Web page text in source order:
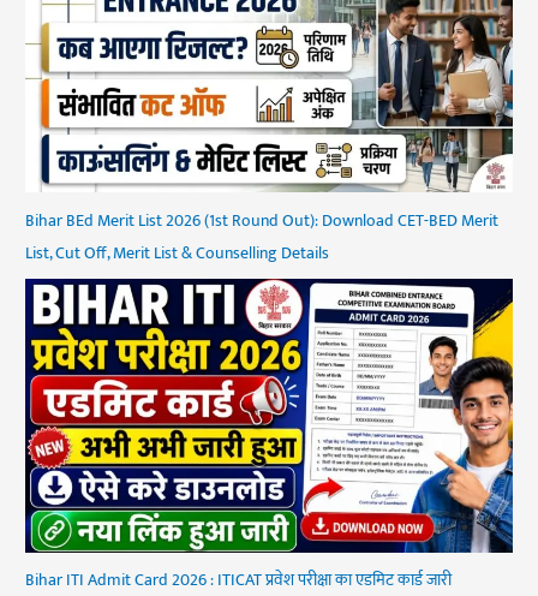
Bihar BEd Merit List 2026 (1st Round Out): Download CET-BED Merit
List, Cut Off, Merit List & Counselling Details
Bihar ITI Admit Card 2026 : ITICAT प्रवेश परीक्षा का एडमिट कार्ड जारी